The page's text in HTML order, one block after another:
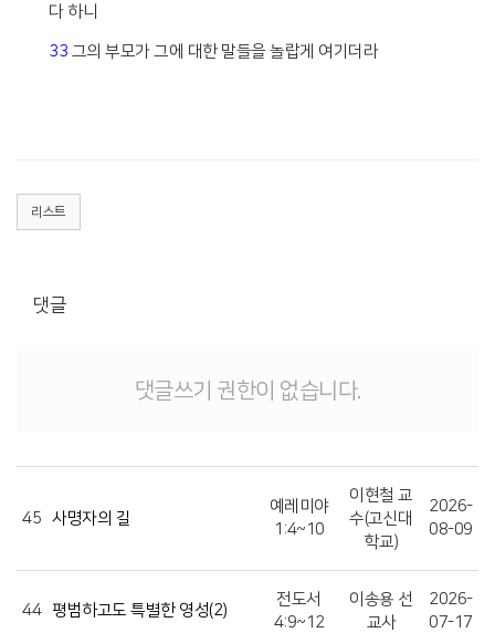
다 하니
33 그의 부모가 그에 대한 말들을 놀랍게 여기더라
리스트
댓글
댓글쓰기 권한이 없습니다.
45 사명자의 길
예레미야
1:4~10
이현철 교
수(고신대
학교)
2026-
08-09
44 평범하고도 특별한 영성(2)
전도서
4:9~12
이송용 선
교사
2026-
07-17